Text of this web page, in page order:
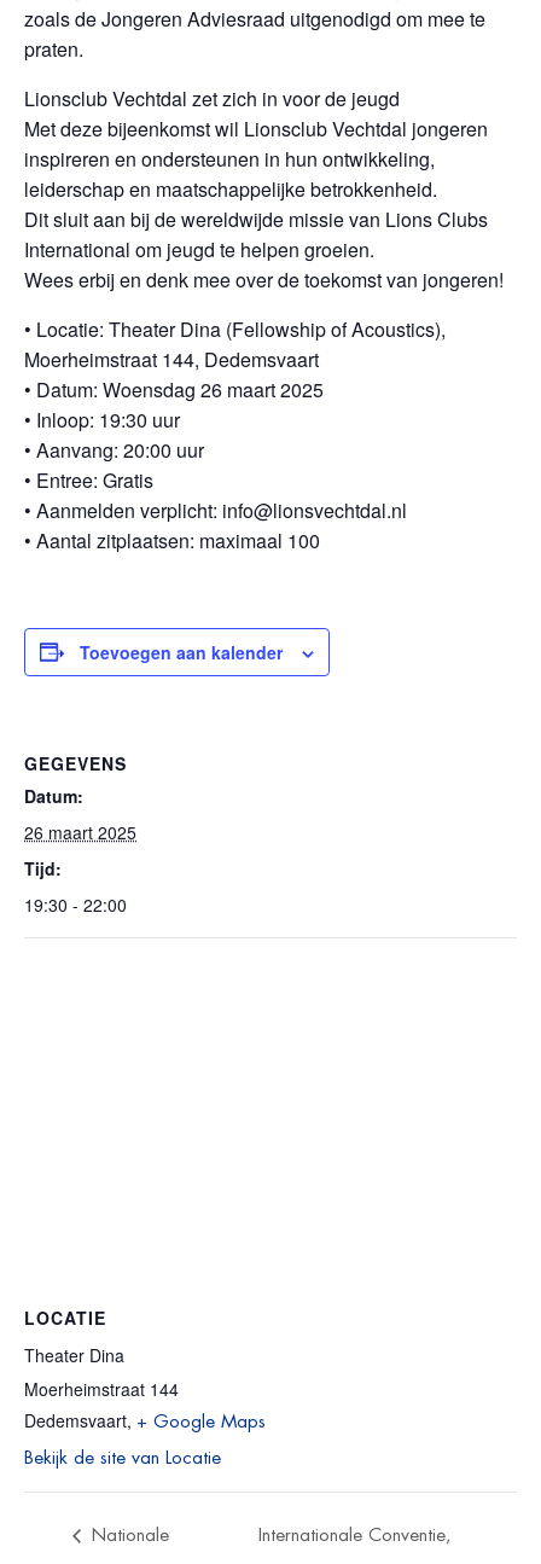
zoals de Jongeren Adviesraad uitgenodigd om mee te
praten.
Lionsclub Vechtdal zet zich in voor de jeugd
Met deze bijeenkomst wil Lionsclub Vechtdal jongeren
inspireren en ondersteunen in hun ontwikkeling,
leiderschap en maatschappelijke betrokkenheid.
Dit sluit aan bij de wereldwijde missie van Lions Clubs
International om jeugd te helpen groeien.
Wees erbij en denk mee over de toekomst van jongeren!
• Locatie: Theater Dina (Fellowship of Acoustics),
Moerheimstraat 144, Dedemsvaart
• Datum: Woensdag 26 maart 2025
• Inloop: 19:30 uur
• Aanvang: 20:00 uur
• Entree: Gratis
• Aanmelden verplicht: info@lionsvechtdal.nl
• Aantal zitplaatsen: maximaal 100
Toevoegen aan kalender
GEGEVENS
Datum:
26 maart 2025
Tijd:
19:30 - 22:00
LOCATIE
Theater Dina
Moerheimstraat 144
Dedemsvaart, + Google Maps
Bekijk de site van Locatie
Nationale Internationale Conventie,